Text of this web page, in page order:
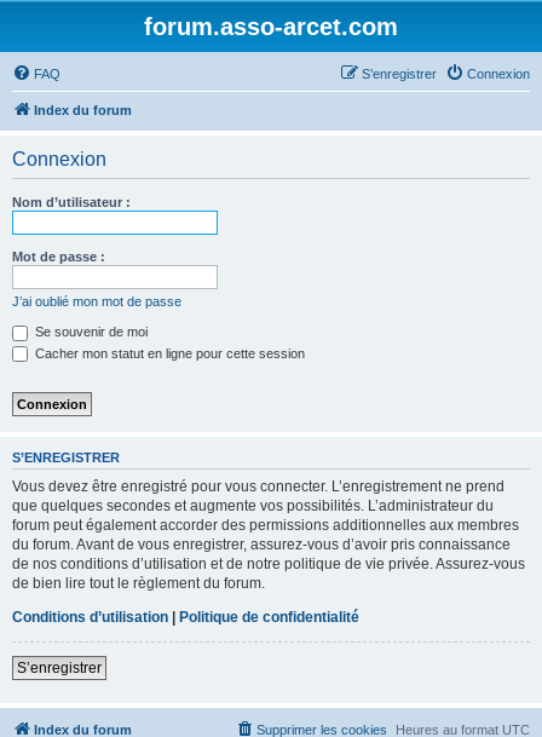
forum.asso-arcet.com
FAQ Connexion
S’enregistrer
Index du forum
Connexion
Nom d’utilisateur :
Mot de passe :
J’ai oublié mon mot de passe
Se souvenir de moi
Cacher mon statut en ligne pour cette session
S’ENREGISTRER
Vous devez être enregistré pour vous connecter. L’enregistrement ne prend
que quelques secondes et augmente vos possibilités. L’administrateur du
forum peut également accorder des permissions additionnelles aux membres
du forum. Avant de vous enregistrer, assurez-vous d’avoir pris connaissance
de nos conditions d’utilisation et de notre politique de vie privée. Assurez-vous
de bien lire tout le règlement du forum.
Conditions d’utilisation | Politique de confidentialité
S’enregistrer
Index du forum Heures au format UTC
Supprimer les cookies